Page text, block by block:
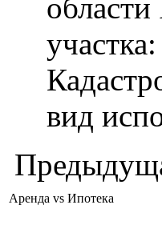
вид
Аренда vs Ипотека